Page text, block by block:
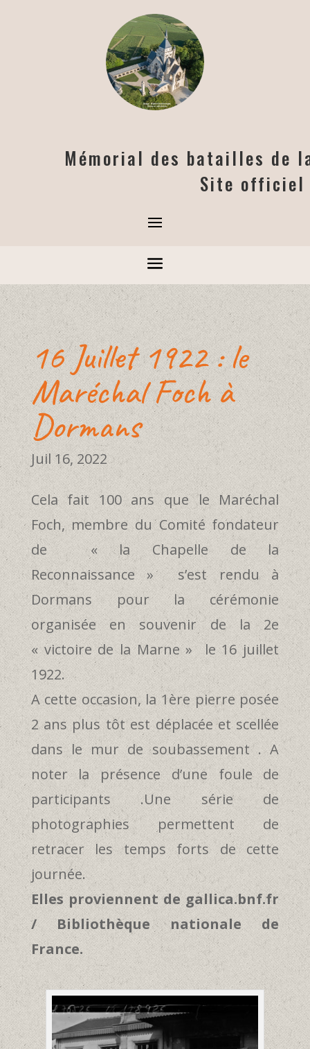
Mémorial des batailles de
Site officiel
16 Juillet 1922 : le
Maréchal Foch à
Dormans
Juil 16, 2022
Cela fait 100 ans que le Maréchal
Foch, membre du Comité fondateur
de « la Chapelle de la
Reconnaissance » s’est rendu à
Dormans pour la cérémonie
organisée en souvenir de la 2e
« victoire de la Marne » le 16 juillet
1922.
A cette occasion, la 1ère pierre posée
2 ans plus tôt est déplacée et scellée
dans le mur de soubassement . A
noter la présence d’une foule de
participants .Une série de
photographies permettent de
retracer les temps forts de cette
journée.
Elles proviennent de gallica.bnf.fr
/ Bibliothèque nationale de
France.